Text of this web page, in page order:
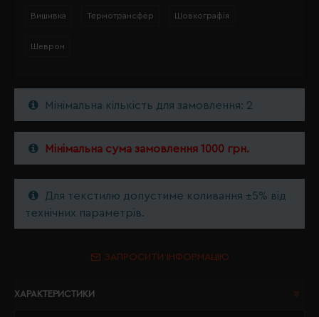
Вишивка Термотрансфер Шовкографія
Шеврон
Мінімальна кількість для замовлення: 2
Мінімальна сума замовлення 1000 грн.
Для текстилю допустиме коливання ±5% від
технічних параметрів.
ЗАПРОСИТИ ІНФОРМАЦІЮ
ХАРАКТЕРИСТИКИ